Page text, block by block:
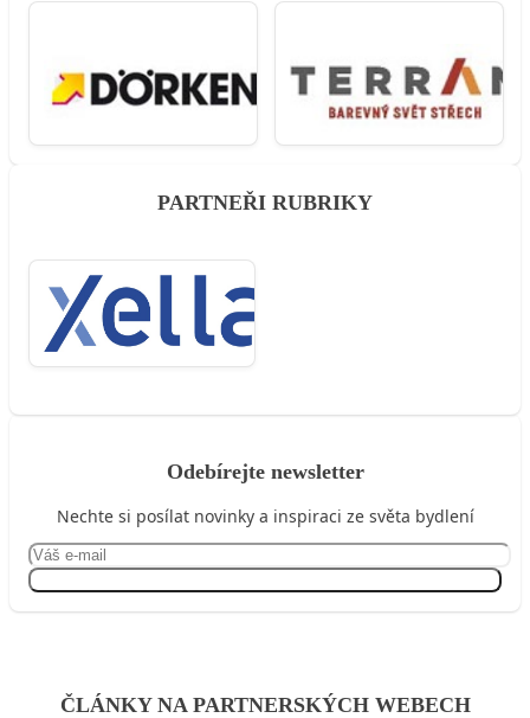
PARTNEŘI RUBRIKY
Odebírejte newsletter
Nechte si posílat novinky a inspiraci ze světa bydlení
ČLÁNKY NA PARTNERSKÝCH WEBECH